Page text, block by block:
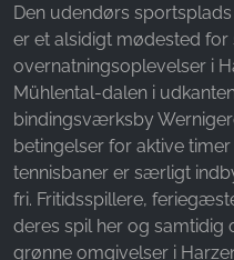
Den udendørs
er et alsidigt mødested
overnatningsoplevelser i
Mühlental-dalen i
bindingsværksby
betingelser for aktive
tennisbaner er særligt
fri. Fritidsspillere,
deres spil her og samtidig
grønne omgivelser i